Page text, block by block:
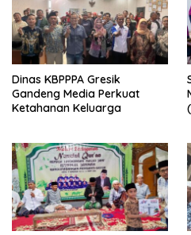
Dinas KBPPPA Gresik
Gandeng Media Perkuat
Ketahanan Keluarga